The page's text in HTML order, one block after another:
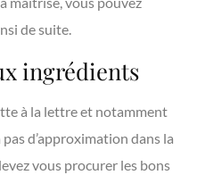
de suite.
ingrédients
à la lettre et notamment
d’approximation dans la
vous procurer les bons